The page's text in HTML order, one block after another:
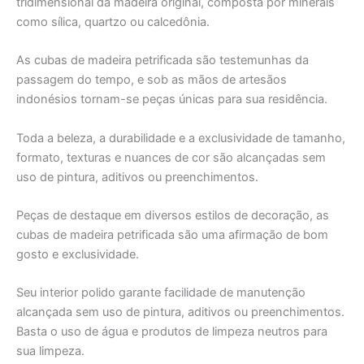
como sílica, quartzo ou calcedônia.
As cubas de madeira petrificada são testemunhas da
passagem do tempo, e sob as mãos de artesãos
indonésios tornam-se peças únicas para sua residência.
Toda a beleza, a durabilidade e a exclusividade de tamanho,
formato, texturas e nuances de cor são alcançadas sem
uso de pintura, aditivos ou preenchimentos.
Peças de destaque em diversos estilos de decoração, as
cubas de madeira petrificada são uma afirmação de bom
gosto e exclusividade.
Seu interior polido garante facilidade de manutenção
alcançada sem uso de pintura, aditivos ou preenchimentos.
Basta o uso de água e produtos de limpeza neutros para
sua limpeza.